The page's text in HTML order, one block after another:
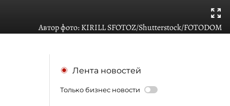
Автор фото:KIRILL SFOTOZ/Shutterstock/FOTODOM
Лента новостей
Только бизнес новости